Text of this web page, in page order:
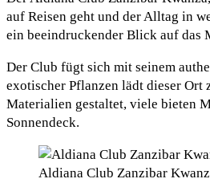
auf Reisen geht und der Alltag in
ein beeindruckender Blick auf das
Der Club fügt sich mit seinem
exotischer Pflanzen lädt dieser
Materialien gestaltet, viele bieten
Sonnendeck.
Aldiana Club Zanzibar